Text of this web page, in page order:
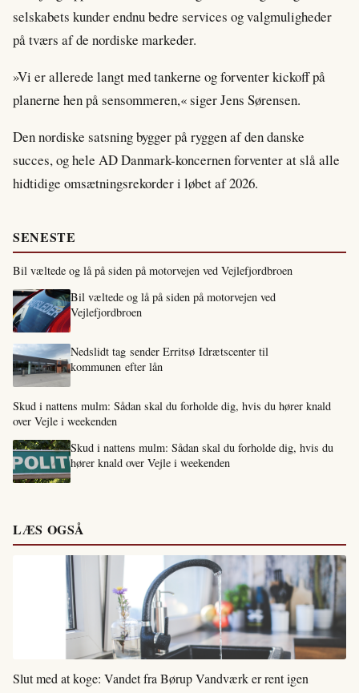
selskabets kunder endnu bedre services og valgmuligheder
på tværs af de nordiske markeder.
»Vi er allerede langt med tankerne og forventer kickoff på
planerne hen på sensommeren,« siger Jens Sørensen.
Den nordiske satsning bygger på ryggen af den danske
succes, og hele AD Danmark-koncernen forventer at slå alle
hidtidige omsætningsrekorder i løbet af 2026.
SENESTE
Bil væltede og lå på siden på motorvejen ved Vejlefjordbroen
Bil væltede og lå på siden på motorvejen ved
Vejlefjordbroen
Nedslidt tag sender Erritsø Idrætscenter til
kommunen efter lån
Skud i nattens mulm: Sådan skal du forholde dig, hvis du hører knald
over Vejle i weekenden
Skud i nattens mulm: Sådan skal du forholde dig, hvis du
hører knald over Vejle i weekenden
LÆS OGSÅ
Slut med at koge: Vandet fra Børup Vandværk er rent igen